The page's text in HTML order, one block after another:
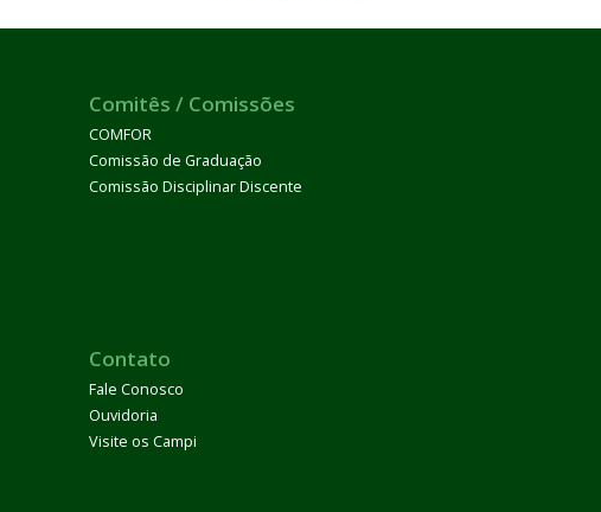
Comitês / Comissões
COMFOR
Comissão de Graduação
Comissão Disciplinar Discente
Contato
Fale Conosco
Ouvidoria
Visite os Campi